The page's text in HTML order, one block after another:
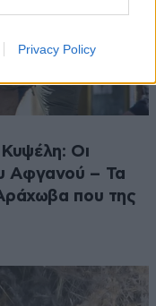
Privacy Policy
Οι
Αφγανού – Τα
που της